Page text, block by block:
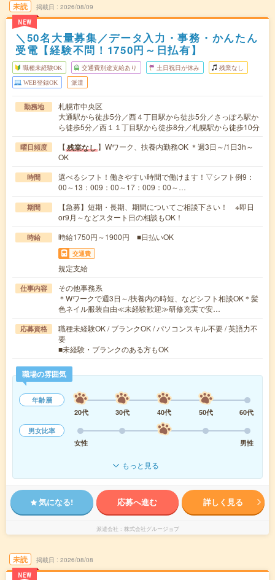
未読
NEW
掲載日 2026/08/09
＼50名大量募集／データ入力・事務・かんたん
受電【経験不問！1750円～日払有】
職種未経験OK 交通費別途支給あり 土日祝日が休み 残業なし
WEB登録OK 派遣
勤務地
札幌市中央区
大通駅から徒歩5分／西４丁目駅から徒歩5分／さっぽろ駅か
ら徒歩5分／西１１丁目駅から徒歩8分／札幌駅から徒歩10分
曜日頻度 【残業なし】Wワーク、扶養内勤務OK ＊週3日～/1日3h～
OK
時間
選べるシフト！働きやすい時間で働けます！▽シフト例9：
00～13：009：00～17：009：00～…
期間
【急募】短期・長期、期間についてご相談下さい！ ※即日
or9月～などスタート日の相談もOK！
時給 時給1750円～1900円 ■日払いOK
交通費
規定支給
仕事内容
その他事務系
＊Wワークで週3日～/扶養内の時短、などシフト相談OK＊髪
色ネイル服装自由≪未経験歓迎≫研修充実で安…
応募資格
職種未経験OK / ブランクOK / パソコンスキル不要 / 英語力不
要
■未経験・ブランクのある方もOK
職場の雰囲気
年齢層
20代
30代 40代 50代
60代
男女比率
女性
男性
もっと見る
気になる! 応募へ進む 詳しく見る
派遣会社 株式会社グルージョブ
未読
NEW
掲載日 2026/08/08